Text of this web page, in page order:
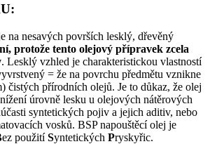
na nesavých površích lesklý, dřevěný
protože tento olejový přípravek zcela
. Lesklý vzhled je charakteristickou vlastností
= že na povrchu předmětu vznikne
čistých přírodních olejů. Je to důkaz, že olej
úrovně lesku u olejových nátěrových
syntetických pojiv a jejich aditiv, nebo
vosků. BSP napouštěcí olej je
ez použitíSyntetických Pryskyřic.